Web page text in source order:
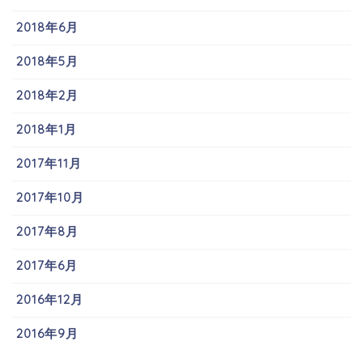
2018年6月
2018年5月
2018年2月
2018年1月
2017年11月
2017年10月
2017年8月
2017年6月
2016年12月
2016年9月